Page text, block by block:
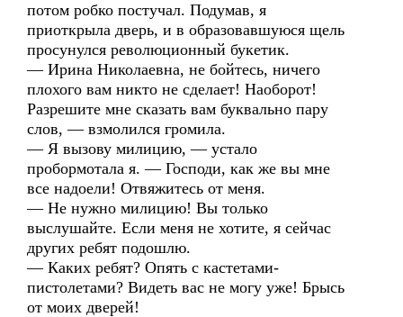
потом робко постучал. Подумав, я
приоткрыла дверь, и в образовавшуюся щель
просунулся революционный букетик.
— Ирина Николаевна, не бойтесь, ничего
плохого вам никто не сделает! Наоборот!
Разрешите мне сказать вам буквально пару
слов, — взмолился громила.
— Я вызову милицию, — устало
пробормотала я. — Господи, как же вы мне
все надоели! Отвяжитесь от меня.
— Не нужно милицию! Вы только
выслушайте. Если меня не хотите, я сейчас
других ребят подошлю.
— Каких ребят? Опять с кастетами-
пистолетами? Видеть вас не могу уже! Брысь
от моих дверей!